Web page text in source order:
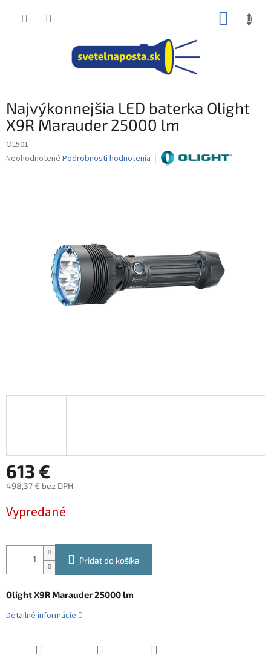
Najvýkonnejšia LED baterka Olight
X9R Marauder 25000 lm
OL501
Priemerné
Neohodnotené Podrobnosti hodnotenia
613 €
498,37 € bez DPH
cena:
Vypredané
Pridať do košíka
Olight X9R Marauder 25000 lm
Detailné informácie